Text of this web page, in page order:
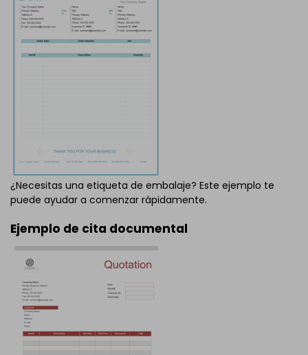
¿Necesitas una etiqueta de embalaje? Este ejemplo te
puede ayudar a comenzar rápidamente.
Ejemplo de cita documental